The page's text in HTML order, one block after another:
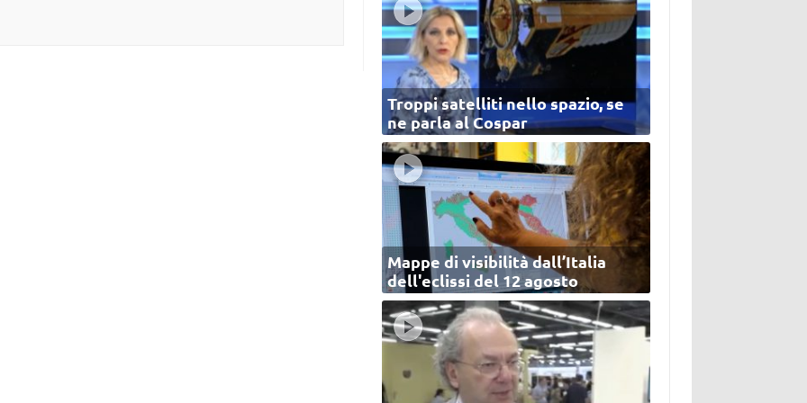
Troppi satelliti nello spazio, se
ne parla al Cospar
Mappe di visibilità dall’Italia
dell'eclissi del 12 agosto